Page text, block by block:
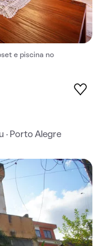
e piscina no
· Porto Alegre